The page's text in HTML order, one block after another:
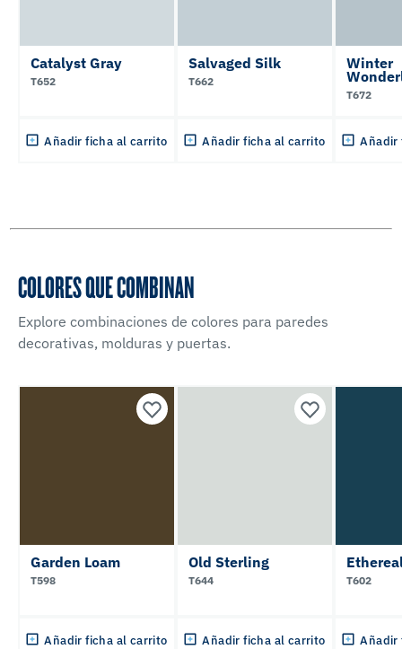
Catalyst Gray
T652
Añadir ficha al carrito
Salvaged Silk
T662
Añadir ficha al carrito
Winter
T672
Añadir
COLORES QUE COMBINAN
Explore combinaciones de colores para paredes
decorativas, molduras y puertas.
Garden Loam
T598
Añadir ficha al carrito
Old Sterling
T644
Añadir ficha al carrito
T602
Añadir